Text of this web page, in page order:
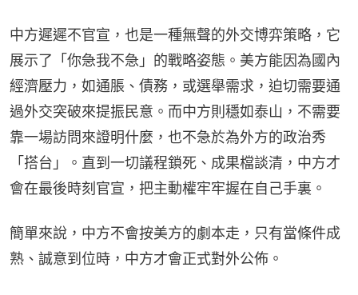
中方遲遲不官宣，也是一種無聲的外交博弈策略，它
展示了「你急我不急」的戰略姿態。美方能因為國內
經濟壓力，如通脹、債務，或選舉需求，迫切需要通
過外交突破來提振民意。而中方則穩如泰山，不需要
靠一場訪問來證明什麼，也不急於為外方的政治秀
「搭台」。直到一切議程鎖死、成果檔談清，中方才
會在最後時刻官宣，把主動權牢牢握在自己手裏。
簡單來說，中方不會按美方的劇本走，只有當條件成
熟、誠意到位時，中方才會正式對外公佈。